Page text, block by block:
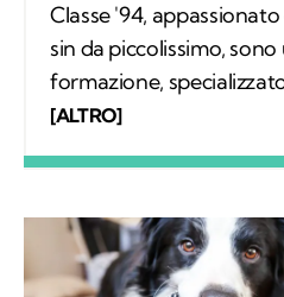
Classe '94,
sin da piccolissimo,
formazione,
divulgazione. Mi è
animali di ogni tipo
tornare a casa e
ad avvicinare il pubblico
[ALTRO]